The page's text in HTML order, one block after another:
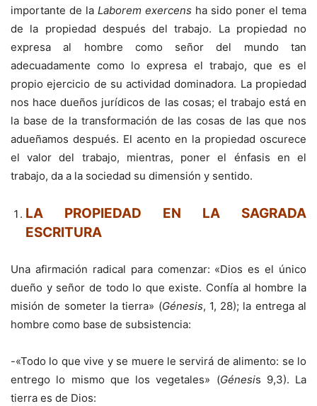
importante de la Laborem exercens ha sido poner el tema
de la propiedad después del trabajo. La propiedad no
expresa al hombre como señor del mundo tan
adecuadamente como lo expresa el trabajo, que es el
propio ejercicio de su actividad dominadora. La propiedad
nos hace dueños jurídicos de las cosas; el trabajo está en
la base de la transformación de las cosas de las que nos
adueñamos después. El acento en la propiedad oscurece
el valor del trabajo, mientras, poner el énfasis en el
trabajo, da a la sociedad su dimensión y sentido.
LA PROPIEDAD EN LA SAGRADA
ESCRITURA
Una afirmación radical para comenzar: «Dios es el único
dueño y señor de todo lo que existe. Confía al hombre la
misión de someter la tierra» (Génesis, 1, 28); la entrega al
hombre como base de subsistencia:
-«Todo lo que vive y se muere le servirá de alimento: se lo
entrego lo mismo que los vegetales» (Génesis 9,3). La
tierra es de Dios: